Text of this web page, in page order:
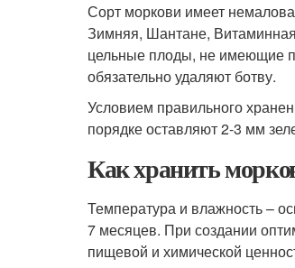
Сорт моркови имеет
Зимняя, Шантане,
цельные плоды, не имеющие
обязательно удаляют ботву.
Условием правильного
порядке оставляют 2-3 мм
Как хранить
Температура и влажность –
7 месяцев. При создании
пищевой и химической